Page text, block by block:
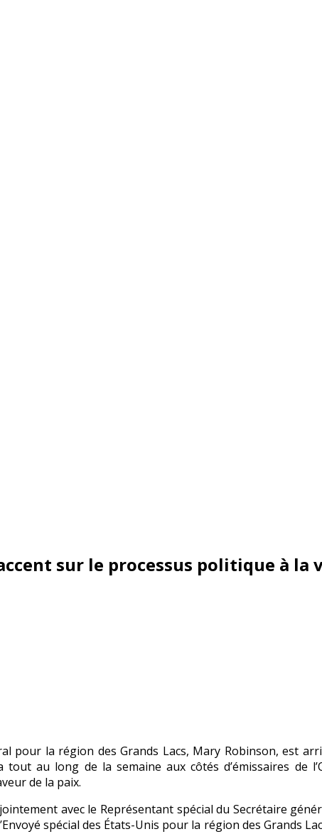
sur le processus politique à
pour la région des Grands Lacs, Mary Robinson, est
au long de la semaine aux côtés d’émissaires de
de la paix.
avec le Représentant spécial du Secrétaire
spécial des États-Unis pour la région des Grands